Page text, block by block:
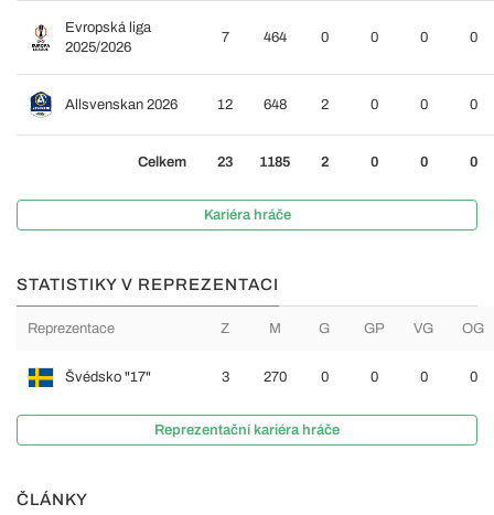
Evropská liga
2025/2026
7 464 0 0 0 0
Allsvenskan 2026 12 648 2 0 0 0
Celkem 23 1185 2 0 0 0
Kariéra hráče
STATISTIKY V REPREZENTACI
Reprezentace Z M G GP VG OG
Švédsko "17" 3 270 0 0 0 0
Reprezentační kariéra hráče
ČLÁNKY